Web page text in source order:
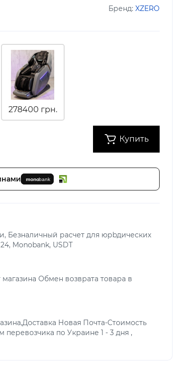
Бренд: XZERO
278400 грн.
Купить
Безналичный расчет для юрbдических
Monobank, USDT
Обмен возврата товара в
Новая Почта-Стоимость
перевозчика по Украине 1 - 3 дня ,